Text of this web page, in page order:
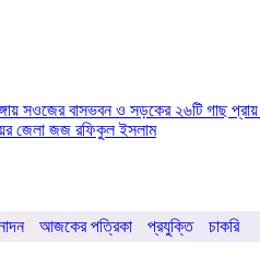
সওজের বাসভবন ও সড়কের ২৬টি গাছ প্রায়
জেলা জজ রফিকুল ইসলাম
আজকের পত্রিকা প্রযুক্তি চাকরি